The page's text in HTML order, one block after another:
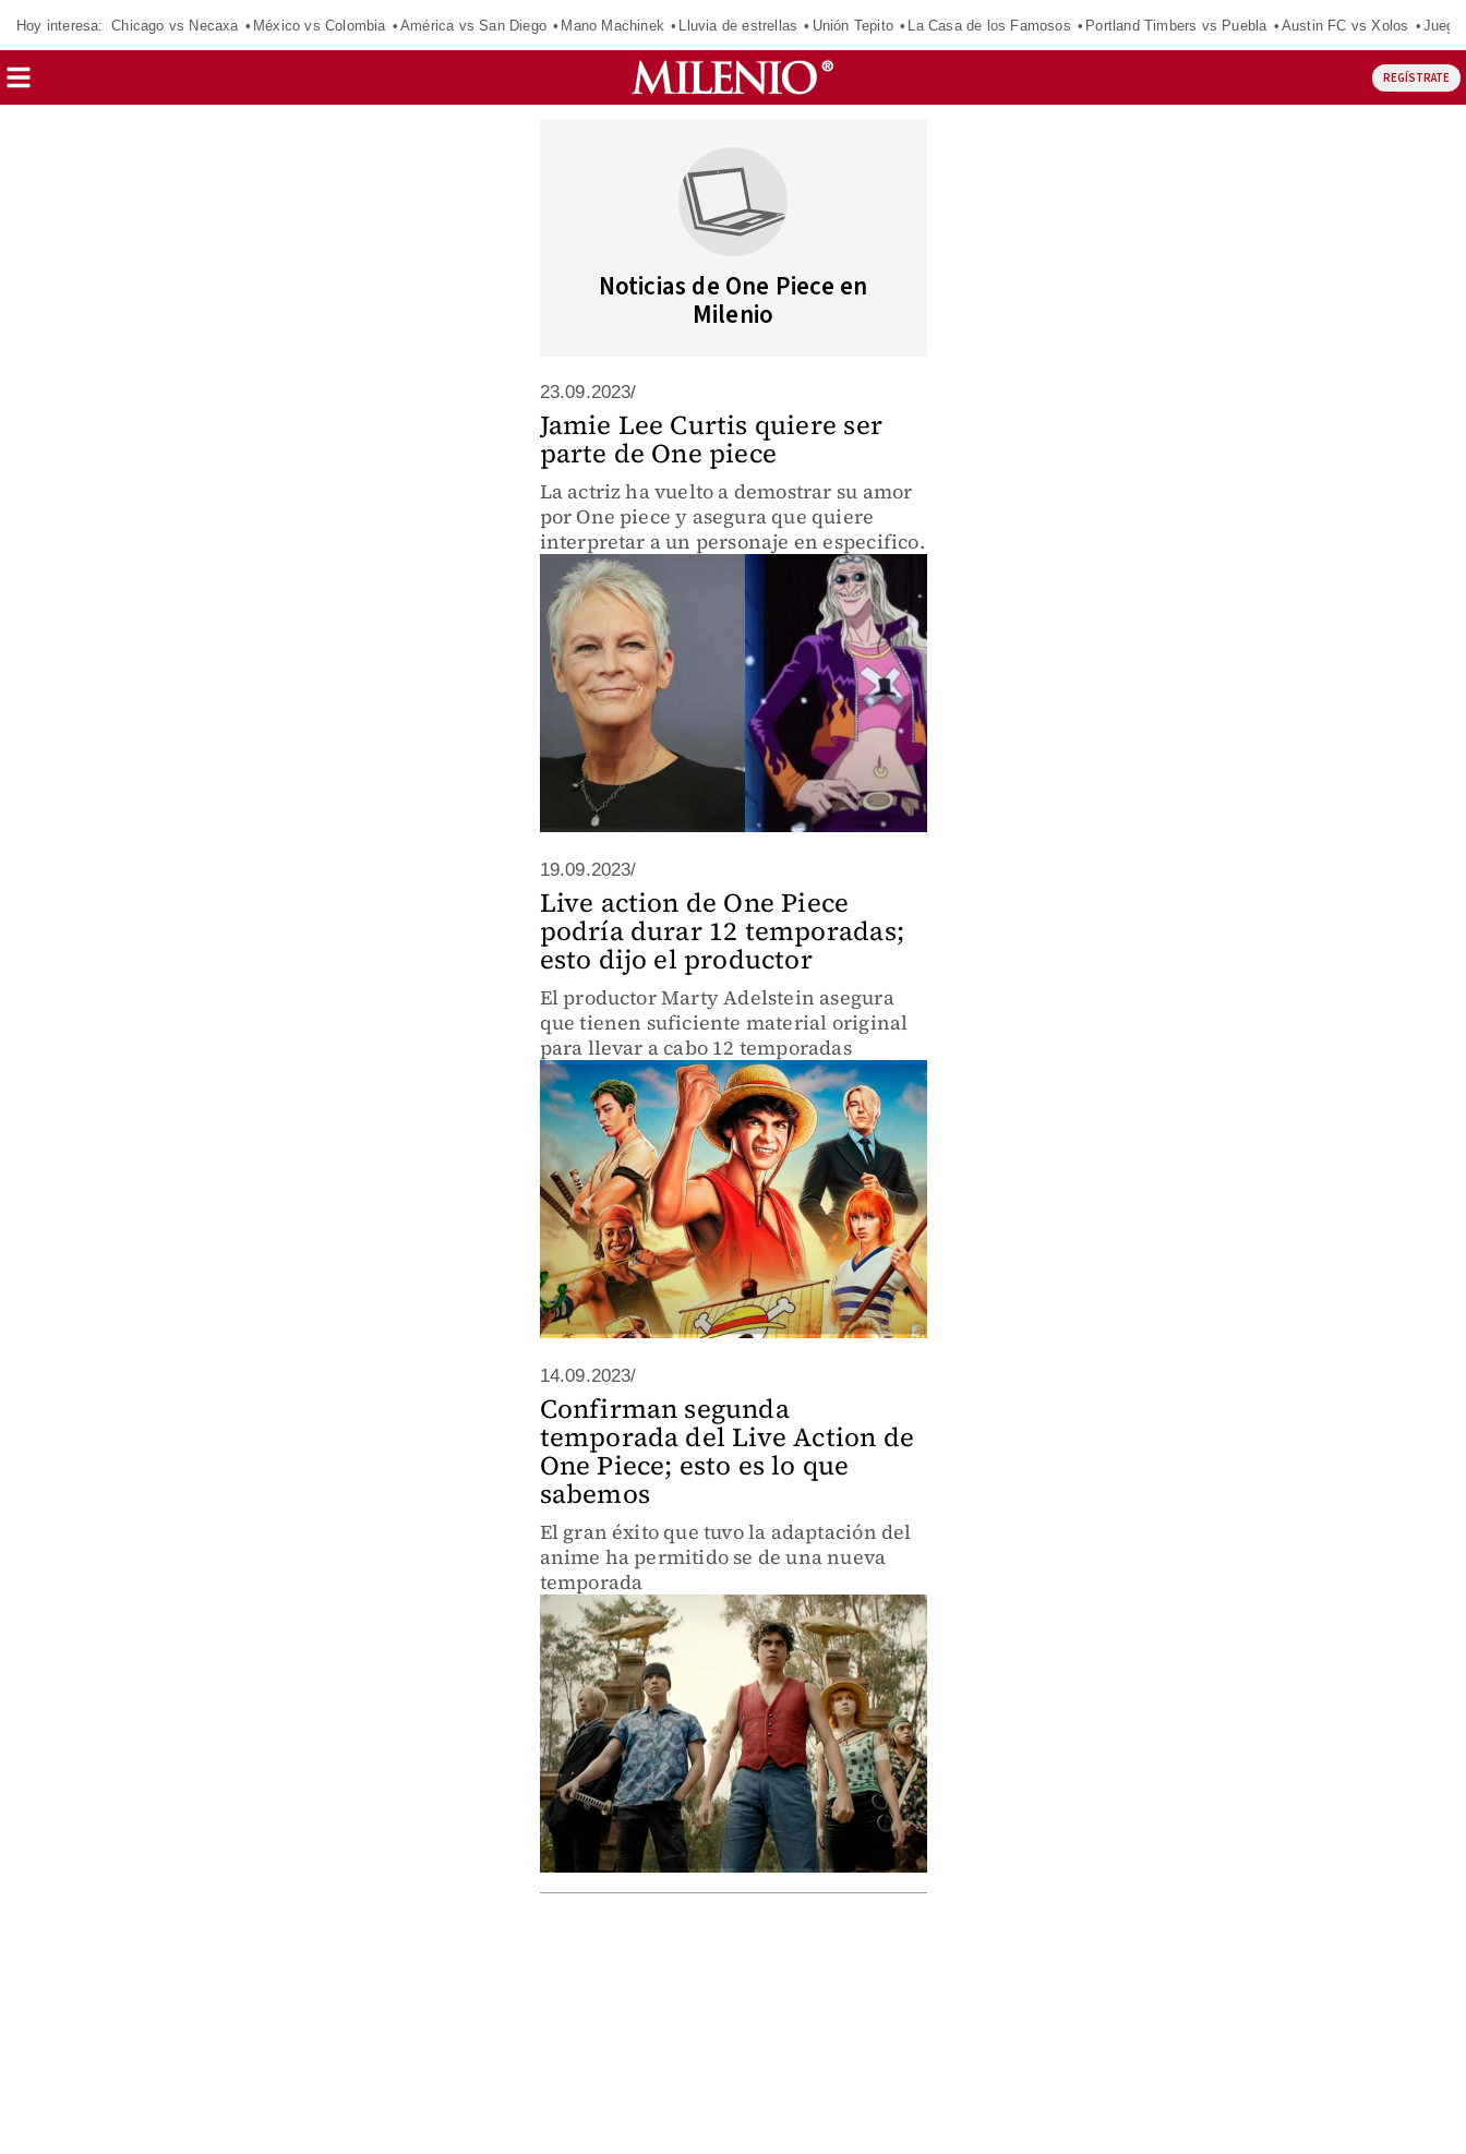
Hoy interesa: Chicago vs Necaxa México vs Colombia América vs San Diego Mano Machinek Lluvia de estrellas Unión Tepito La Casa de los Famosos Portland Timbers vs Puebla Austin FC vs Xolos
REGÍSTRATE
Noticias de One Piece en
Milenio
23.09.2023/
Jamie Lee Curtis quiere ser
parte de One piece
La actriz ha vuelto a demostrar su amor
por One piece y asegura que quiere
interpretar a un personaje en especifico.
19.09.2023/
Live action de One Piece
podría durar 12 temporadas;
esto dijo el productor
El productor Marty Adelstein asegura
que tienen suficiente material original
para llevar a cabo 12 temporadas
14.09.2023/
Confirman segunda
temporada del Live Action de
One Piece; esto es lo que
sabemos
El gran éxito que tuvo la adaptación del
anime ha permitido se de una nueva
temporada